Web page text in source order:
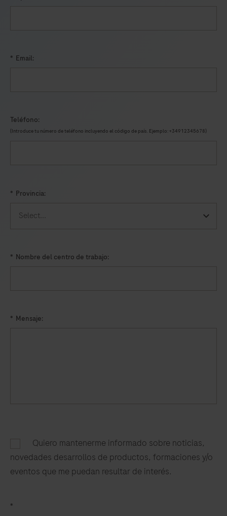
point
for
is
used
portable
a
is
for
PROFESSIONAL
* Email:
Teléfono:
(Introduce tu número de teléfono incluyendo el código de país. Ejemplo: +34912345678)
* Provincia:
* Nombre del centro de trabajo:
* Mensaje:
Quiero mantenerme informado sobre noticias,
novedades desarrollos de productos, formaciones y/o
eventos que me puedan resultar de interés.​
*